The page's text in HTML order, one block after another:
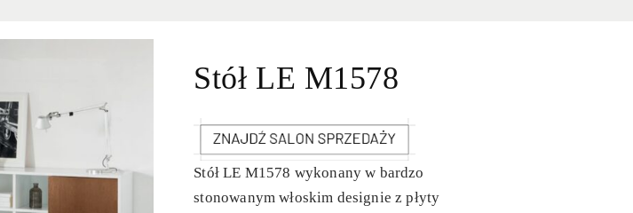
Kuchnie
Stół LE M1578
Stół LE M1578 wykonany w bardzo
stonowanym włoskim designie z płyty